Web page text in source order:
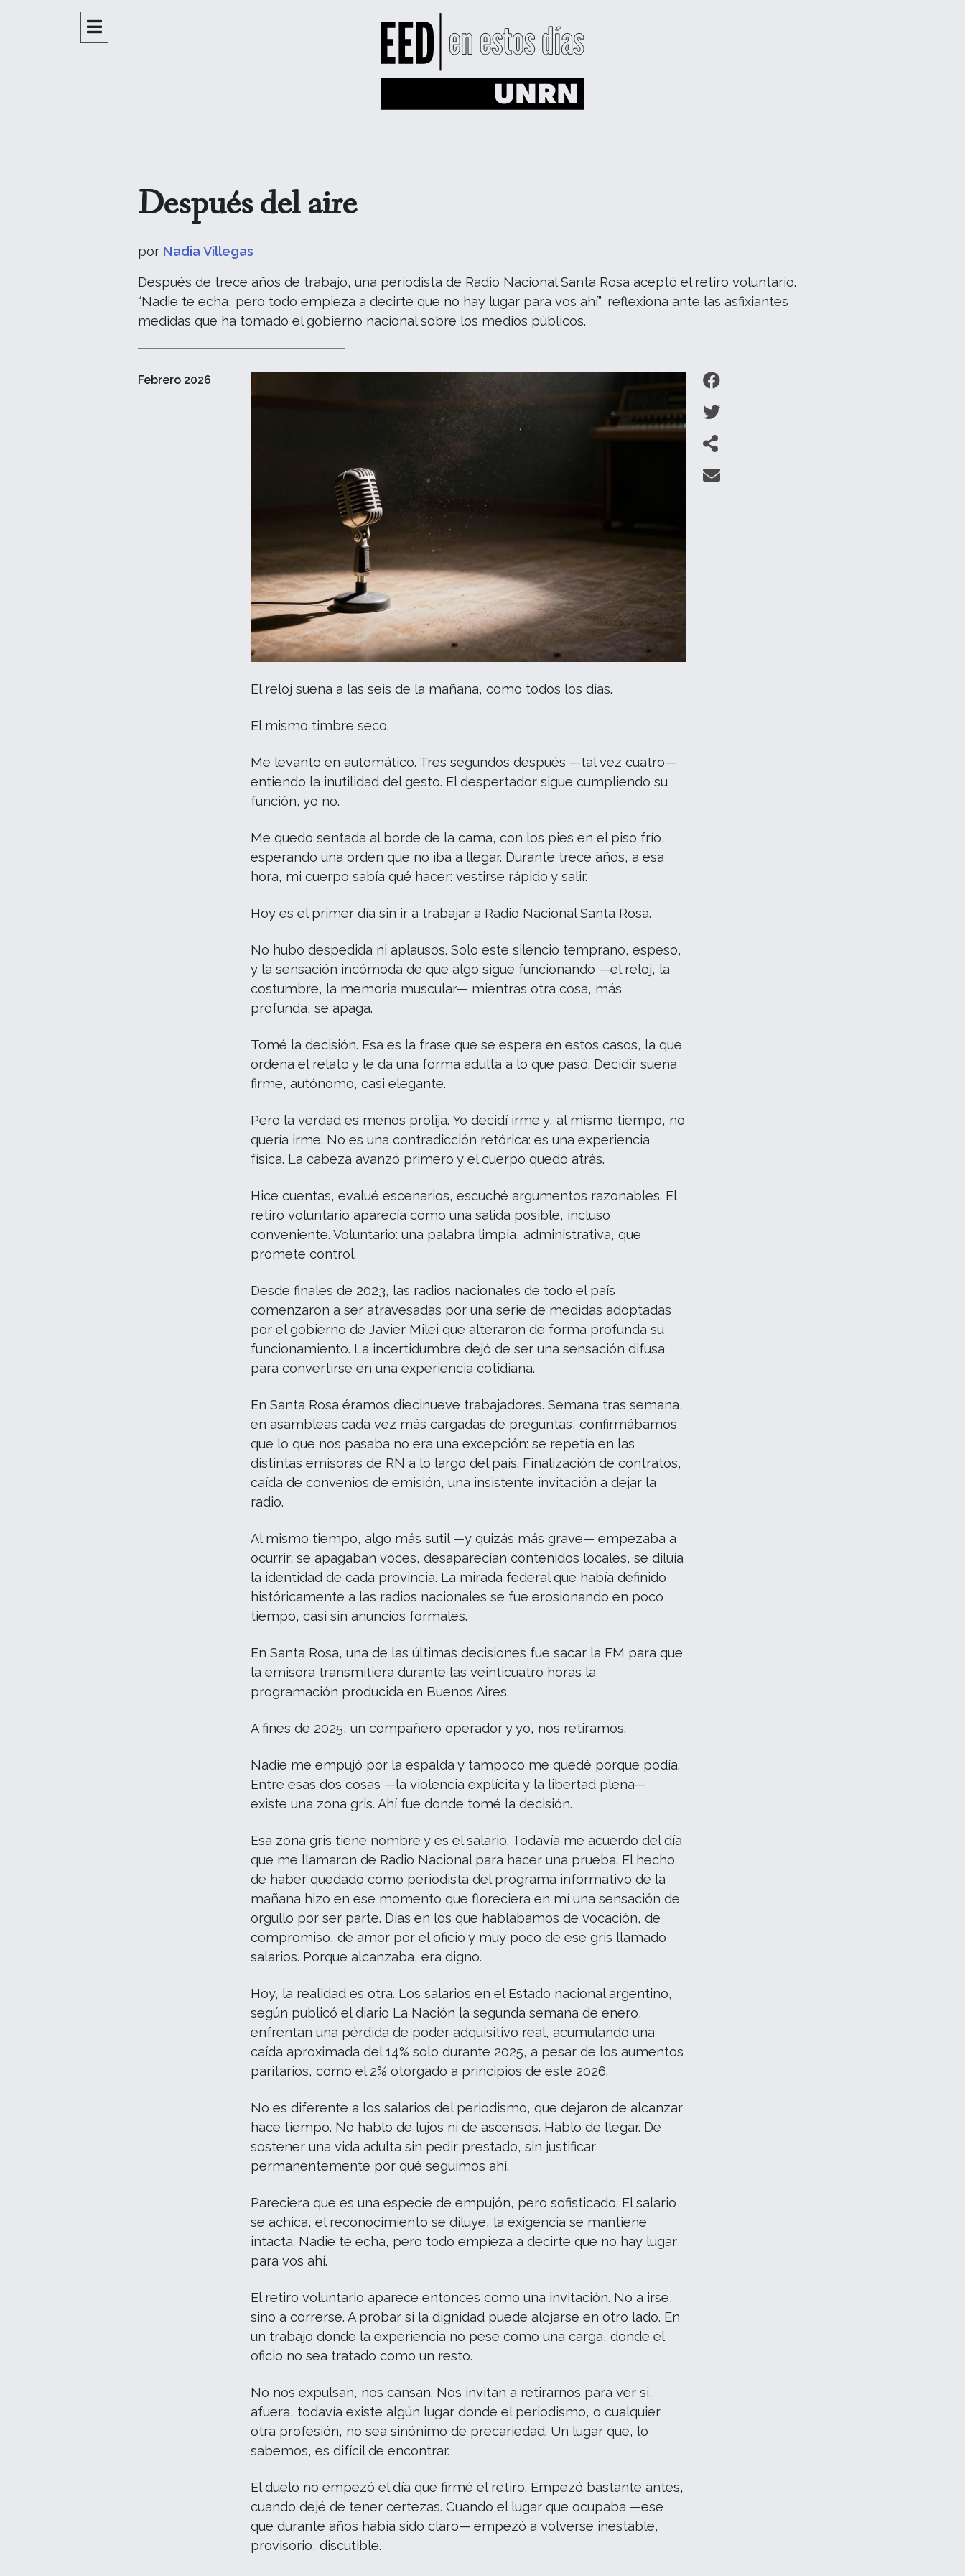
Después del aire
por Nadia Villegas
Después de trece años de trabajo, una periodista de Radio Nacional Santa Rosa aceptó el retiro voluntario.
“Nadie te echa, pero todo empieza a decirte que no hay lugar para vos ahí”, reflexiona ante las asfixiantes
medidas que ha tomado el gobierno nacional sobre los medios públicos.
Febrero 2026
El reloj suena a las seis de la mañana, como todos los días.
El mismo timbre seco.
Me levanto en automático. Tres segundos después —tal vez cuatro—
entiendo la inutilidad del gesto. El despertador sigue cumpliendo su
función, yo no.
Me quedo sentada al borde de la cama, con los pies en el piso frío,
esperando una orden que no iba a llegar. Durante trece años, a esa
hora, mi cuerpo sabía qué hacer: vestirse rápido y salir.
Hoy es el primer día sin ir a trabajar a Radio Nacional Santa Rosa.
No hubo despedida ni aplausos. Solo este silencio temprano, espeso,
y la sensación incómoda de que algo sigue funcionando —el reloj, la
costumbre, la memoria muscular— mientras otra cosa, más
profunda, se apaga.
Tomé la decisión. Esa es la frase que se espera en estos casos, la que
ordena el relato y le da una forma adulta a lo que pasó. Decidir suena
firme, autónomo, casi elegante.
Pero la verdad es menos prolija. Yo decidí irme y, al mismo tiempo, no
quería irme. No es una contradicción retórica: es una experiencia
física. La cabeza avanzó primero y el cuerpo quedó atrás.
Hice cuentas, evalué escenarios, escuché argumentos razonables. El
retiro voluntario aparecía como una salida posible, incluso
conveniente. Voluntario: una palabra limpia, administrativa, que
promete control.
Desde finales de 2023, las radios nacionales de todo el país
comenzaron a ser atravesadas por una serie de medidas adoptadas
por el gobierno de Javier Milei que alteraron de forma profunda su
funcionamiento. La incertidumbre dejó de ser una sensación difusa
para convertirse en una experiencia cotidiana.
En Santa Rosa éramos diecinueve trabajadores. Semana tras semana,
en asambleas cada vez más cargadas de preguntas, confirmábamos
que lo que nos pasaba no era una excepción: se repetía en las
distintas emisoras de RN a lo largo del país. Finalización de contratos,
caída de convenios de emisión, una insistente invitación a dejar la
radio.
Al mismo tiempo, algo más sutil —y quizás más grave— empezaba a
ocurrir: se apagaban voces, desaparecían contenidos locales, se diluía
la identidad de cada provincia. La mirada federal que había definido
históricamente a las radios nacionales se fue erosionando en poco
tiempo, casi sin anuncios formales.
En Santa Rosa, una de las últimas decisiones fue sacar la FM para que
la emisora transmitiera durante las veinticuatro horas la
programación producida en Buenos Aires.
A fines de 2025, un compañero operador y yo, nos retiramos.
Nadie me empujó por la espalda y tampoco me quedé porque podía.
Entre esas dos cosas —la violencia explícita y la libertad plena—
existe una zona gris. Ahí fue donde tomé la decisión.
Esa zona gris tiene nombre y es el salario. Todavía me acuerdo del día
que me llamaron de Radio Nacional para hacer una prueba. El hecho
de haber quedado como periodista del programa informativo de la
mañana hizo en ese momento que floreciera en mí una sensación de
orgullo por ser parte. Días en los que hablábamos de vocación, de
compromiso, de amor por el oficio y muy poco de ese gris llamado
salarios. Porque alcanzaba, era digno.
Hoy, la realidad es otra. Los salarios en el Estado nacional argentino,
según publicó el diario La Nación la segunda semana de enero,
enfrentan una pérdida de poder adquisitivo real, acumulando una
caída aproximada del 14% solo durante 2025, a pesar de los aumentos
paritarios, como el 2% otorgado a principios de este 2026.
No es diferente a los salarios del periodismo, que dejaron de alcanzar
hace tiempo. No hablo de lujos ni de ascensos. Hablo de llegar. De
sostener una vida adulta sin pedir prestado, sin justificar
permanentemente por qué seguimos ahí.
Pareciera que es una especie de empujón, pero sofisticado. El salario
se achica, el reconocimiento se diluye, la exigencia se mantiene
intacta. Nadie te echa, pero todo empieza a decirte que no hay lugar
para vos ahí.
El retiro voluntario aparece entonces como una invitación. No a irse,
sino a correrse. A probar si la dignidad puede alojarse en otro lado. En
un trabajo donde la experiencia no pese como una carga, donde el
oficio no sea tratado como un resto.
No nos expulsan, nos cansan. Nos invitan a retirarnos para ver si,
afuera, todavía existe algún lugar donde el periodismo, o cualquier
otra profesión, no sea sinónimo de precariedad. Un lugar que, lo
sabemos, es difícil de encontrar.
El duelo no empezó el día que firmé el retiro. Empezó bastante antes,
cuando dejé de tener certezas. Cuando el lugar que ocupaba —ese
que durante años había sido claro— empezó a volverse inestable,
provisorio, discutible.